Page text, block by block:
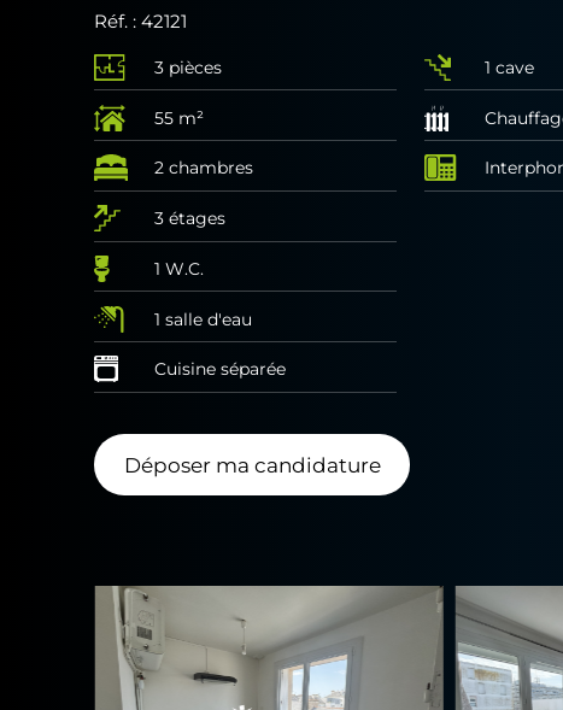
Réf. : 42121
3 pièces
55 m²
2 chambres
3 étages
1 W.C.
1 salle d'eau
Cuisine séparée
1 cave
Déposer ma candidature